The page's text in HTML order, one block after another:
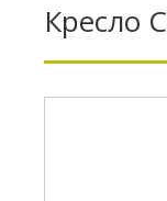
Кресло